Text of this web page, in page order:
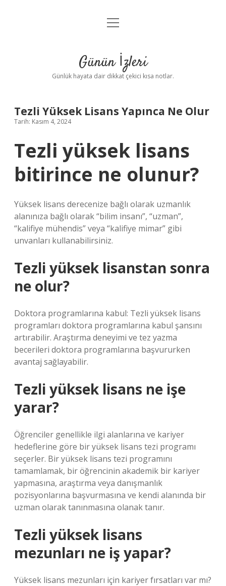
Anasayfa
Yasal Uyarı
menüyü
Günün İzleri
Günlük hayata dair dikkat çekici kısa notlar.
Tezli Yüksek Lisans Yapınca Ne Olur
Tarih: Kasım 4, 2024
Tezli yüksek lisans
bitirince ne olunur?
Yüksek lisans derecenize bağlı olarak uzmanlık
alanınıza bağlı olarak “bilim insanı”, “uzman”,
“kalifiye mühendis” veya “kalifiye mimar” gibi
unvanları kullanabilirsiniz.
Tezli yüksek lisanstan sonra
ne olur?
Doktora programlarına kabul: Tezli yüksek lisans
programları doktora programlarına kabul şansını
artırabilir. Araştırma deneyimi ve tez yazma
becerileri doktora programlarına başvururken
avantaj sağlayabilir.
Tezli yüksek lisans ne işe
yarar?
Öğrenciler genellikle ilgi alanlarına ve kariyer
hedeflerine göre bir yüksek lisans tezi programı
seçerler. Bir yüksek lisans tezi programını
tamamlamak, bir öğrencinin akademik bir kariyer
yapmasına, araştırma veya danışmanlık
pozisyonlarına başvurmasına ve kendi alanında bir
uzman olarak tanınmasına olanak tanır.
Tezli yüksek lisans
mezunları ne iş yapar?
Yüksek lisans mezunları için kariyer fırsatları var mı?